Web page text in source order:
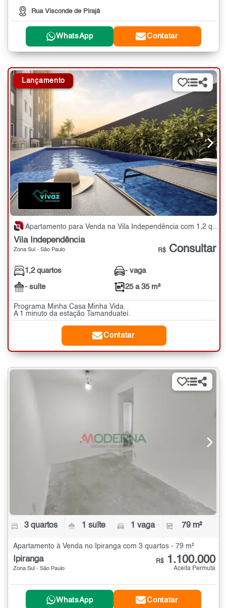
Rua Visconde de Pirajá
WhatsApp Contatar
Lançamento
Apartamento para Venda na Vila Independência com 1,2 quartos - 25 a 35 m²
Vila Independência
Zona Sul - São Paulo R$ Consultar
1,2 quartos
- suíte
- vaga
25 a 35 m²
Programa Minha Casa Minha Vida.
A 1 minuto da estação Tamanduateí.
Contatar
3 quartos 1 suíte 1 vaga 79 m²
Apartamento à Venda no Ipiranga com 3 quartos - 79 m²
Ipiranga
Zona Sul - São Paulo
R$ 1.100.000
Aceita Permuta
WhatsApp Contatar